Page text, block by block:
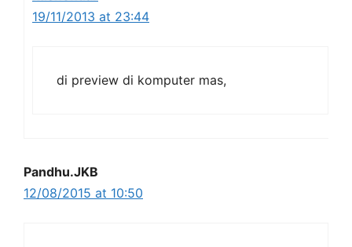
19/11/2013 at 23:44
di preview di komputer mas,
Pandhu.JKB
12/08/2015 at 10:50